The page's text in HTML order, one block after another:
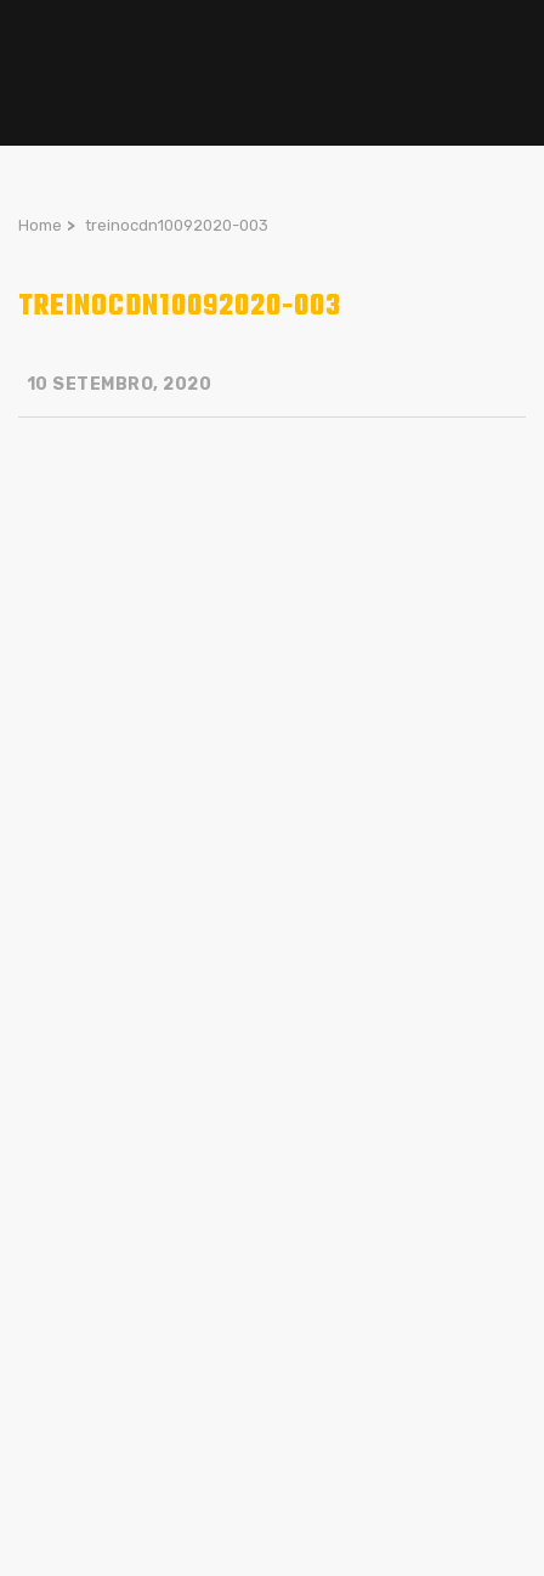
Home > treinocdn10092020-003
TREINOCDN10092020-003
10 SETEMBRO, 2020